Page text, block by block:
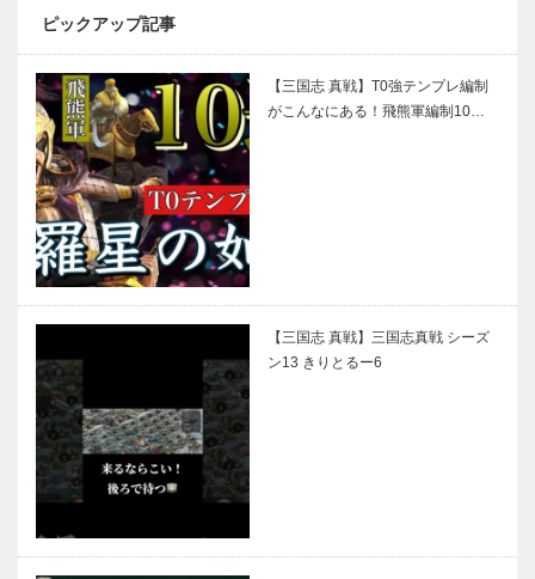
ピックアップ記事
【三国志 真戦】T0強テンプレ編制
がこんなにある！飛熊軍編制10…
【三国志 真戦】三国志真戦 シーズ
ン13 きりとるー6